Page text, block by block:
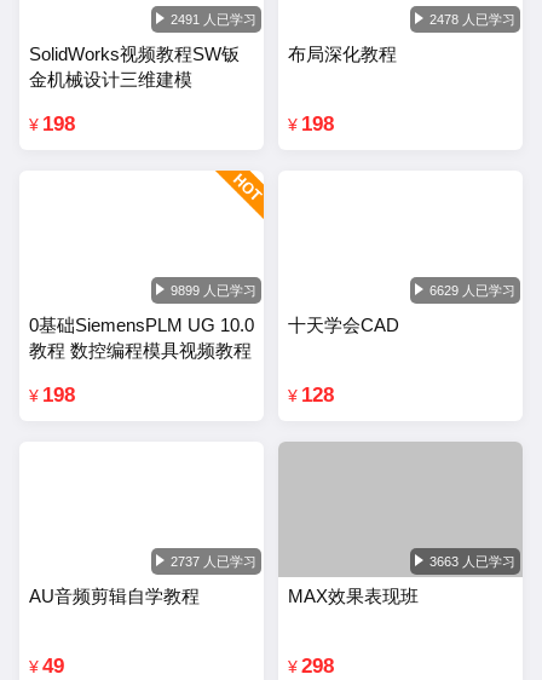
2491 人已学习
SolidWorks视频教程SW钣
金机械设计三维建模
¥ 198
2478 人已学习
布局深化教程
¥ 198
9899 人已学习
0基础SiemensPLM UG 10.0
教程 数控编程模具视频教程
¥ 198
6629 人已学习
十天学会CAD
¥ 128
2737 人已学习
AU音频剪辑自学教程
¥ 49
3663 人已学习
MAX效果表现班
¥ 298